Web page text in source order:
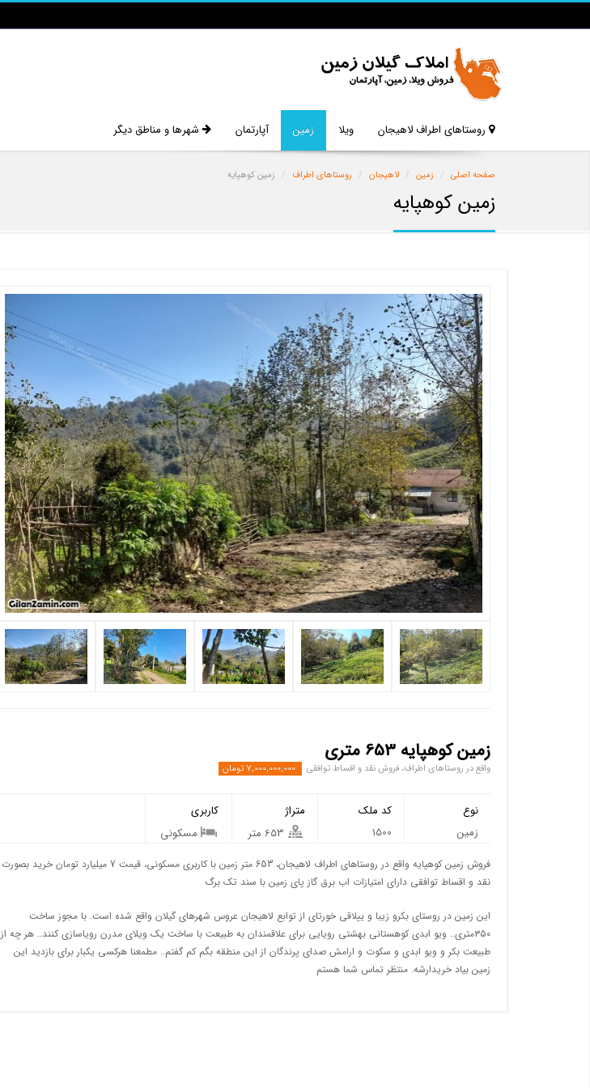
روستاهای اطراف لاهیجان ویلا زمین آپارتمان شهرها و مناطق دیگر
صفحه اصلی زمین لاهیجان روستاهای اطراف زمین کوهپایه
زمین کوهپایه
زمین کوهپایه 653 متری
واقع در روستاهای اطراف، فروش نقد و اقساط توافقی
نوع
زمین
کد ملک
1500
متراژ
کاربری
مسکونی
فروش زمین کوهپایه واقع در روستاهای اطراف لاهیجان، 653 متر زمین با کاربری مسکونی، قیمت 7 میلیارد تومان خرید بصورت
نقد و اقساط توافقی دارای امتیازات اب برق گاز پای زمین با سند تک برگ
این زمین در روستای بکرو زیبا و ییلاقی خورتای از توابع لاهیجان عروس شهرهای گیلان واقع شده است. با مجوز ساخت
۳۵۰متری.. ویو ابدی کوهستانی بهشتی رویایی برای علاقمندان به طبیعت با ساخت یک ویلای مدرن رویاسازی کنند.. هر چه از
طبیعت بکر و ویو ابدی و سکوت و ارامش صدای پرندگان از این منطقه بگم کم گفتم.. مطمعنا هرکسی یکبار برای بازدید این
زمین بیاد خریدارشه. منتظر تماس شما هستم